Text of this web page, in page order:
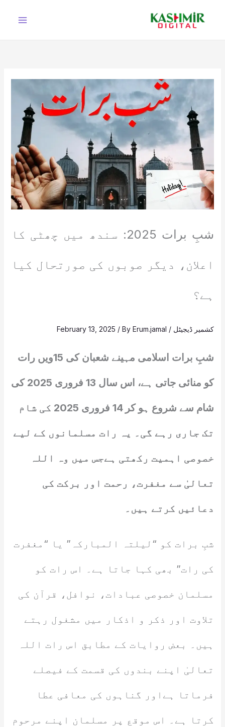
شبِ برات 2025: سندھ میں چھٹی کا
اعلان، دیگر صوبوں کی صورتحال کیا
ہے؟
کشمیر ڈیجیٹل /
February 13, 2025 / ByErum.jamal
شبِ برات اسلامی مہینے شعبان کی 15ویں رات
کو منائی جاتی ہے، اس سال 13 فروری 2025 کی
شام سے شروع ہو کر 14 فروری 2025 کی شام
تک جاری رہے گی۔ یہ رات مسلمانوں کے لیے
خصوصی اہمیت رکھتی ہےجس میں وہ اللہ
تعالیٰ سے مغفرت، رحمت اور برکت کی
دعائیں کرتے ہیں۔
شبِ برات کو “لیلتہ المبارکہ” یا “مغفرت
کی رات” بھی کہا جاتا ہے۔ اس رات کو
مسلمان خصوصی عبادات، نوافل، قرآن کی
تلاوت اور ذکر و اذکار میں مشغول رہتے
ہیں۔ بعض روایات کے مطابق اس رات اللہ
تعالیٰ اپنے بندوں کی قسمت کے فیصلے
فرماتا ہےاور گناہوں کی معافی عطا
کرتا ہے۔ اس موقع پر مسلمان اپنے مرحوم